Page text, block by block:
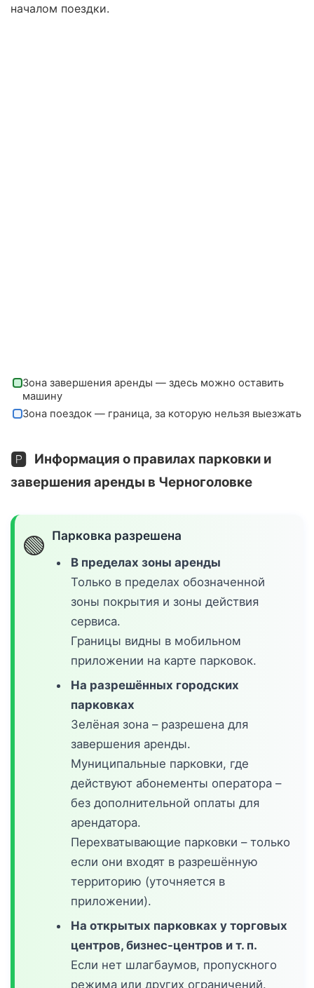
началом поездки.
Зона завершения аренды — здесь можно оставить
машину
Зона поездок — граница, за которую нельзя выезжать
🅿️ Информация о правилах парковки и
завершения аренды в Черноголовке
🟢 Парковка разрешена
В пределах зоны аренды
Только в пределах обозначенной
зоны покрытия и зоны действия
сервиса.
Границы видны в мобильном
приложении на карте парковок.
На разрешённых городских
парковках
Зелёная зона – разрешена для
завершения аренды.
Муниципальные парковки, где
действуют абонементы оператора –
без дополнительной оплаты для
арендатора.
Перехватывающие парковки – только
если они входят в разрешённую
территорию (уточняется в
приложении).
На открытых парковках у торговых
центров, бизнес-центров и т. п.
Если нет шлагбаумов, пропускного
режима или других ограничений.